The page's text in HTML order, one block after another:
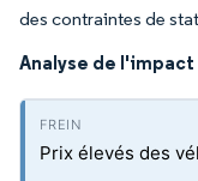
des contraintes de
Analyse de
Prix élevés des